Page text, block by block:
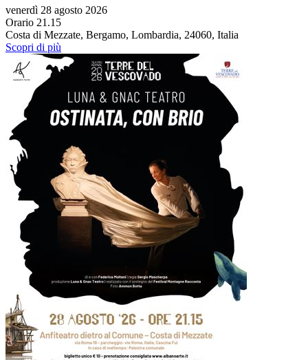
venerdì 28 agosto 2026
Orario 21.15
Costa di Mezzate, Bergamo, Lombardia, 24060, Italia
Scopri di più